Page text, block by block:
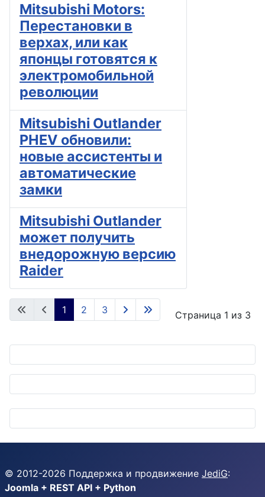
Mitsubishi Motors:
Перестановки в
верхах, или как
японцы готовятся к
электромобильной
революции
Mitsubishi Outlander
PHEV обновили:
новые ассистенты и
автоматические
замки
Mitsubishi Outlander
может получить
внедорожную версию
Raider
Страница 1 из 3
1 2 3
© 2012-2026 Поддержка и продвижение JediG:
Joomla + REST API + Python